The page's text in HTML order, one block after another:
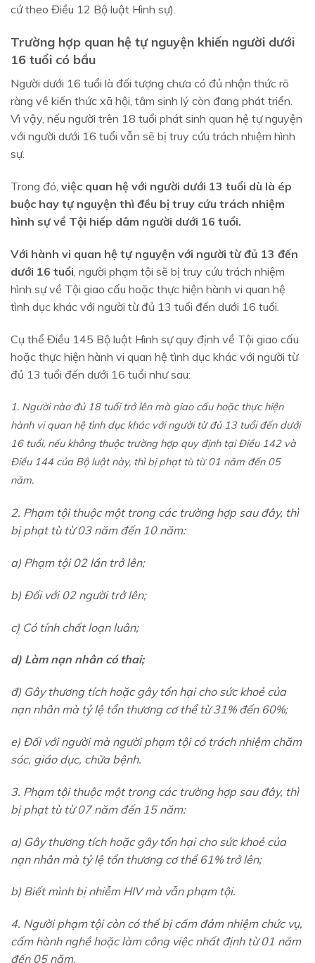
cứ theo Điều 12 Bộ luật Hình sự).
Trường hợp quan hệ tự nguyện khiến người dưới
16 tuổi có bầu
Người dưới 16 tuổi là đối tượng chưa có đủ nhận thức rõ
ràng về kiến thức xã hội, tâm sinh lý còn đang phát triển.
Vì vậy, nếu người trên 18 tuổi phát sinh quan hệ tự nguyện
với người dưới 16 tuổi vẫn sẽ bị truy cứu trách nhiệm hình
sự.
Trong đó, việc quan hệ với người dưới 13 tuổi dù là ép
buộc hay tự nguyện thì đều bị truy cứu trách nhiệm
hình sự về Tội hiếp dâm người dưới 16 tuổi.
Với hành vi quan hệ tự nguyện với người từ đủ 13 đến
dưới 16 tuổi , người phạm tội sẽ bị truy cứu trách nhiệm
hình sự về Tội giao cấu hoặc thực hiện hành vi quan hệ
tình dục khác với người từ đủ 13 tuổi đến dưới 16 tuổi.
Cụ thể Điều 145 Bộ luật Hình sự quy định về Tội giao cấu
hoặc thực hiện hành vi quan hệ tình dục khác với người từ
đủ 13 tuổi đến dưới 16 tuổi như sau:
1. Người nào đủ 18 tuổi trở lên mà giao cấu hoặc thực hiện
hành vi quan hệ tình dục khác với người từ đủ 13 tuổi đến dưới
16 tuổi, nếu không thuộc trường hợp quy định tại Điều 142 và
Điều 144 của Bộ luật này, thì bị phạt tù từ 01 năm đến 05
năm.
2. Phạm tội thuộc một trong các trường hợp sau đây, thì
bị phạt tù từ 03 năm đến 10 năm:
a) Phạm tội 02 lần trở lên;
b) Đối với 02 người trở lên;
c) Có tính chất loạn luân;
d) Làm nạn nhân có thai;
đ) Gây thương tích hoặc gây tổn hại cho sức khoẻ của
nạn nhân mà tỷ lệ tổn thương cơ thể từ 31% đến 60%;
e) Đối với người mà người phạm tội có trách nhiệm chăm
sóc, giáo dục, chữa bệnh.
3. Phạm tội thuộc một trong các trường hợp sau đây, thì
bị phạt tù từ 07 năm đến 15 năm:
a) Gây thương tích hoặc gây tổn hại cho sức khoẻ của
nạn nhân mà tỷ lệ tổn thương cơ thể 61% trở lên;
b) Biết mình bị nhiễm HIV mà vẫn phạm tội.
4. Người phạm tội còn có thể bị cấm đảm nhiệm chức vụ,
cấm hành nghề hoặc làm công việc nhất định từ 01 năm
đến 05 năm.